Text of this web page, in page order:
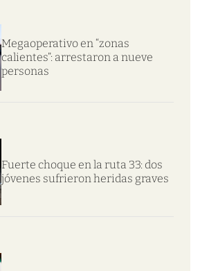
Megaoperativo en “zonas
calientes”: arrestaron a nueve
personas
Fuerte choque en la ruta 33: dos
jóvenes sufrieron heridas graves